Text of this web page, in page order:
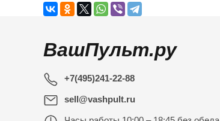
ВашПульт.ру
+7(495)241-22-88
sell@vashpult.ru